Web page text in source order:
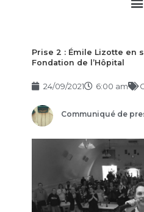
Prise 2 : Émile Lizotte en
Fondation de l’Hôpital
24/09/2021 6:00 am
Communiqué de